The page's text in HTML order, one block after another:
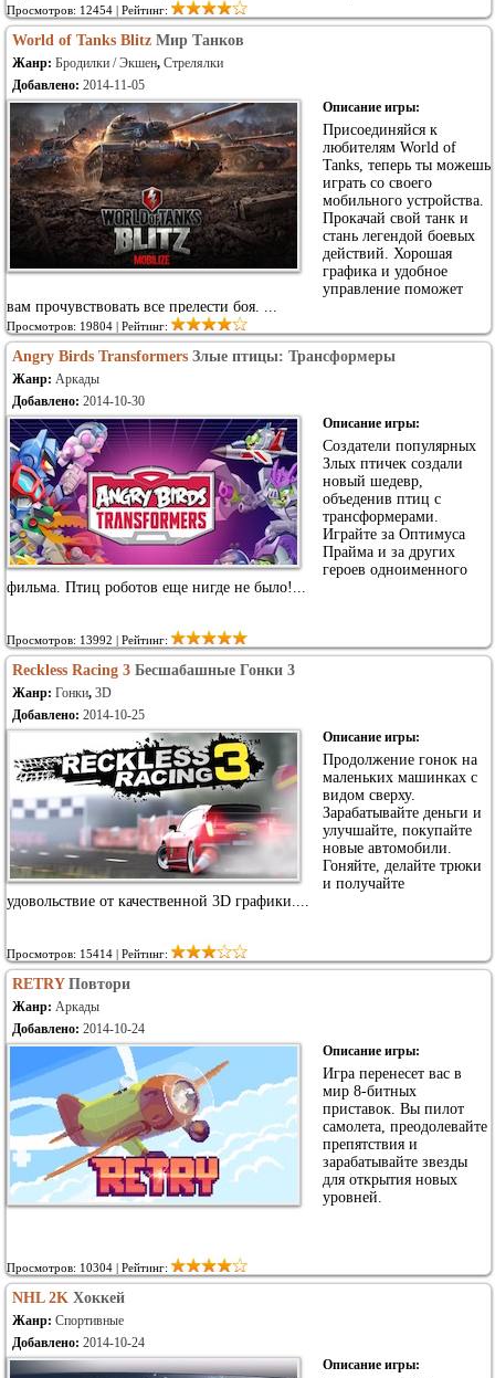
Просмотров: 12454 | Рейтинг:
World of Tanks Blitz Мир Танков
Жанр: Бродилки / Экшен, Стрелялки
Добавлено: 2014-11-05
Описание игры:
Присоединяйся к
любителям World of
Tanks, теперь ты можешь
играть со своего
мобильного устройства.
Прокачай свой танк и
стань легендой боевых
действий. Хорошая
графика и удобное
управление поможет
вам прочувствовать все прелести боя. ...
Просмотров: 19804 | Рейтинг:
Angry Birds Transformers Злые птицы: Трансформеры
Жанр: Аркады
Добавлено: 2014-10-30
Описание игры:
Создатели популярных
Злых птичек создали
новый шедевр,
объеденив птиц с
трансформерами.
Играйте за Оптимуса
Прайма и за других
героев одноименного
фильма. Птиц роботов еще нигде не было!...
Просмотров: 13992 | Рейтинг:
Reckless Racing 3 Бесшабашные Гонки 3
Жанр: Гонки, 3D
Добавлено: 2014-10-25
Описание игры:
Продолжение гонок на
маленьких машинках с
видом сверху.
Зарабатывайте деньги и
улучшайте, покупайте
новые автомобили.
Гоняйте, делайте трюки
и получайте
удовольствие от качественной 3D графики....
Просмотров: 15414 | Рейтинг:
RETRY Повтори
Жанр: Аркады
Добавлено: 2014-10-24
Описание игры:
Игра перенесет вас в
мир 8-битных
приставок. Вы пилот
самолета, преодолевайте
препятствия и
зарабатывайте звезды
для открытия новых
уровней.
Просмотров: 10304 | Рейтинг:
NHL 2K Хоккей
Жанр: Спортивные
Добавлено: 2014-10-24
Описание игры: